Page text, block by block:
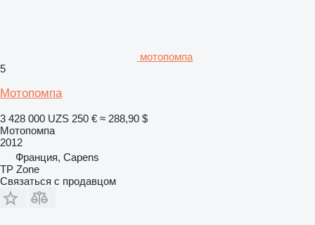
мотопомпа
5
Мотопомпа
3 428 000 UZS 250 € ≈ 288,90 $
Мотопомпа
2012
Франция, Capens
TP Zone
Связаться с продавцом